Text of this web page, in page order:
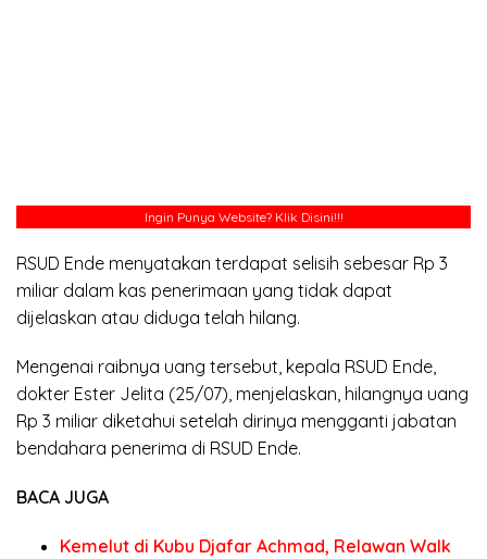
Ingin Punya Website?Klik Disini!!!
RSUD Ende menyatakan terdapat selisih sebesar Rp 3
miliar dalam kas penerimaan yang tidak dapat
dijelaskan atau diduga telah hilang.
Mengenai raibnya uang tersebut, kepala RSUD Ende,
dokter Ester Jelita (25/07), menjelaskan, hilangnya uang
Rp 3 miliar diketahui setelah dirinya mengganti jabatan
bendahara penerima di RSUD Ende.
BACA JUGA
Kemelut di Kubu Djafar Achmad, Relawan Walk